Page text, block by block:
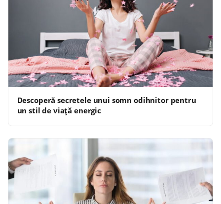
Descoperă secretele unui somn odihnitor pentru
un stil de viață energic